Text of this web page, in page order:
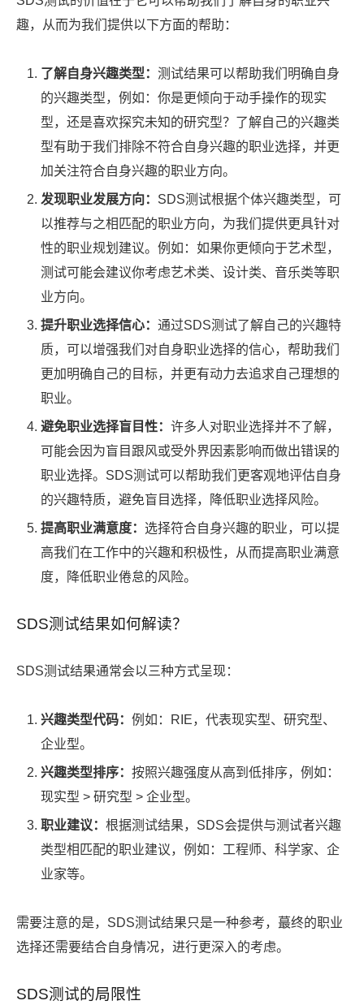
趣，从而为我们提供以下方面的帮助：
了解自身兴趣类型： 测试结果可以帮助我们明确自身
的兴趣类型，例如：你是更倾向于动手操作的现实
型，还是喜欢探究未知的研究型？了解自己的兴趣类
型有助于我们排除不符合自身兴趣的职业选择，并更
加关注符合自身兴趣的职业方向。
发现职业发展方向： SDS测试根据个体兴趣类型，可
以推荐与之相匹配的职业方向，为我们提供更具针对
性的职业规划建议。例如：如果你更倾向于艺术型，
测试可能会建议你考虑艺术类、设计类、音乐类等职
业方向。
提升职业选择信心： 通过SDS测试了解自己的兴趣特
质，可以增强我们对自身职业选择的信心，帮助我们
更加明确自己的目标，并更有动力去追求自己理想的
职业。
避免职业选择盲目性： 许多人对职业选择并不了解，
可能会因为盲目跟风或受外界因素影响而做出错误的
职业选择。SDS测试可以帮助我们更客观地评估自身
的兴趣特质，避免盲目选择，降低职业选择风险。
提高职业满意度： 选择符合自身兴趣的职业，可以提
高我们在工作中的兴趣和积极性，从而提高职业满意
度，降低职业倦怠的风险。
SDS测试结果如何解读？
SDS测试结果通常会以三种方式呈现：
兴趣类型代码： 例如：RIE，代表现实型、研究型、
企业型。
兴趣类型排序： 按照兴趣强度从高到低排序，例如：
现实型 > 研究型 > 企业型。
职业建议： 根据测试结果，SDS会提供与测试者兴趣
类型相匹配的职业建议，例如：工程师、科学家、企
业家等。
需要注意的是，SDS测试结果只是一种参考，蕞终的职业
选择还需要结合自身情况，进行更深入的考虑。
SDS测试的局限性